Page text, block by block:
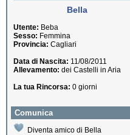
Bella
Utente: Beba
Sesso: Femmina
Provincia: Cagliari
Data di Nascita: 11/08/2011
Allevamento: dei Castelli in Aria
La tua Rincorsa: 0 giorni
Comunica
Diventa amico di Bella